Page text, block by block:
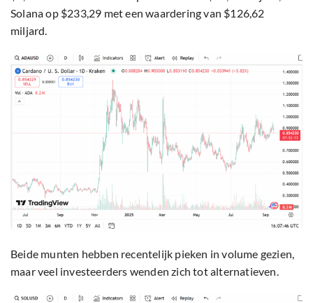
Solana op $233,29 met een waardering van $126,62
miljard.
Beide munten hebben recentelijk pieken in volume gezien,
maar veel investeerders wenden zich tot alternatieven.